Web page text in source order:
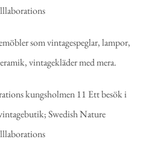
som vintagespeglar, lampor,
vintagekläder med mera.